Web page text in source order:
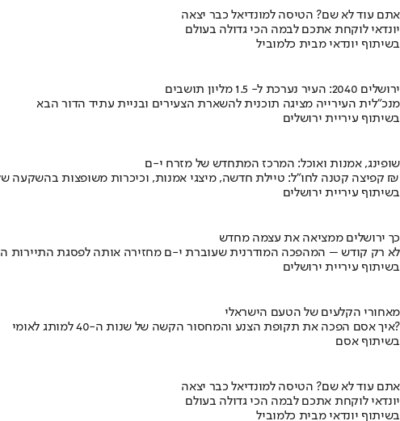
אתם עוד לא שם? הטיסה למונדיאל כבר יצאה
יונדאי לוקחת אתכם לבמה הכי גדולה בעולם
בשיתוף יונדאי מבית כלמוביל
ירושלים 2040: העיר נערכת ל- 1.5 מליון תושבים
מנכ"לית העירייה מציגה תוכנית להשארת הצעירים ובניית עתיד הדור הבא
בשיתוף עיריית ירושלים
שופינג, אמנות ואוכל: המרכז המתחדש של מזרח י-ם
קפיצה קטנה לחו"ל: טיילת חדשה, מיצגי אמנות, וכיכרות משופצות בהשקעה של 100 מיליון ₪
בשיתוף עיריית ירושלים
כך ירושלים ממציאה את עצמה מחדש
לא רק קודש – המהפכה המודרנית שעוברת י-ם מחזירה אותה לפסגת התיירות
בשיתוף עיריית ירושלים
מאחורי הקלעים של הטעם הישראלי
איך אסם הפכה את תקופת הצנע והמחסור הקשה של שנות ה-40 למותג לאומי?
בשיתוף אסם
אתם עוד לא שם? הטיסה למונדיאל כבר יצאה
יונדאי לוקחת אתכם לבמה הכי גדולה בעולם
בשיתוף יונדאי מבית כלמוביל